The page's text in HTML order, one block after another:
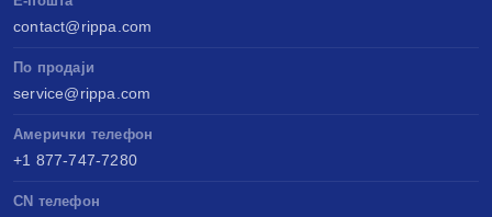
contact@rippa.com
По продаји
service@rippa.com
Амерички телефон
+1 877-747-7280
CN телефон